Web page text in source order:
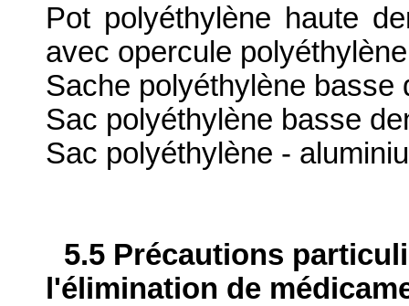
Pot polyéthylène haute
avec opercule
Sache polyéthylène basse
Sac polyéthylène basse
Sac polyéthylène -
5.5 Précautions
l'élimination de